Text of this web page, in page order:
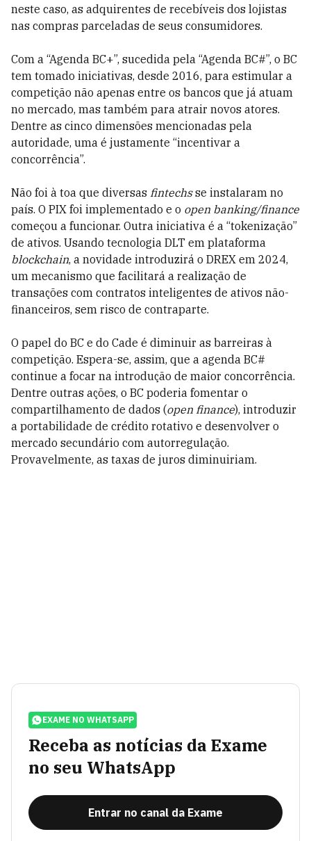
neste caso, as adquirentes de recebíveis dos lojistas
nas compras parceladas de seus consumidores.
Com a “Agenda BC+”, sucedida pela “Agenda BC#”, o BC
tem tomado iniciativas, desde 2016, para estimular a
competição não apenas entre os bancos que já atuam
no mercado, mas também para atrair novos atores.
Dentre as cinco dimensões mencionadas pela
autoridade, uma é justamente “incentivar a
concorrência”.
Não foi à toa que diversas fintechsse instalaram no
país. O PIX foi implementado e o open banking/finance
começou a funcionar. Outra iniciativa é a “tokenização”
de ativos. Usando tecnologia DLT em plataforma
blockchain, a novidade introduzirá o DREX em 2024,
um mecanismo que facilitará a realização de
transações com contratos inteligentes de ativos não-
financeiros, sem risco de contraparte.
O papel do BC e do Cade é diminuir as barreiras à
competição. Espera-se, assim, que a agenda BC#
continue a focar na introdução de maior concorrência.
Dentre outras ações, o BC poderia fomentar o
compartilhamento de dados (open finance), introduzir
a portabilidade de crédito rotativo e desenvolver o
mercado secundário com autorregulação.
Provavelmente, as taxas de juros diminuiriam.
EXAME NO WHATSAPP
Receba as notícias da Exame
no seu WhatsApp
Entrar no canal da Exame